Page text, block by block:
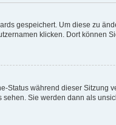
gespeichert. Um diese zu
klicken. Dort können
Status während dieser Sitzung
Sie werden dann als